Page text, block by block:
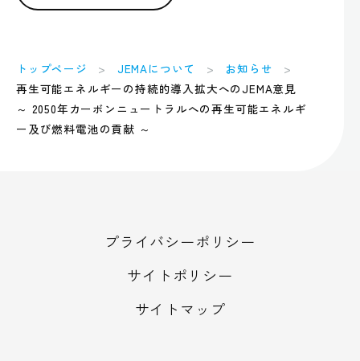
トップページ JEMAについて
お知らせ
再生可能エネルギーの持続的導入拡大へのJEMA意見
～ 2050年カーボンニュートラルへの再生可能エネルギ
ー及び燃料電池の貢献 ～
プライバシーポリシー
サイトポリシー
サイトマップ